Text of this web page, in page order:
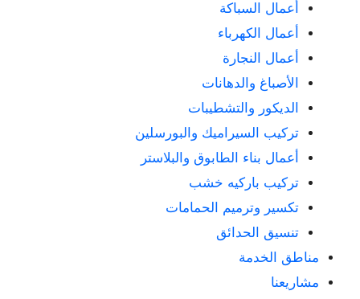
أعمال السباكة
أعمال الكهرباء
أعمال النجارة
الأصباغ والدهانات
الديكور والتشطيبات
تركيب السيراميك والبورسلين
أعمال بناء الطابوق والبلاستر
تركيب باركيه خشب
تكسير وترميم الحمامات
تنسيق الحدائق
مناطق الخدمة
مشاريعنا